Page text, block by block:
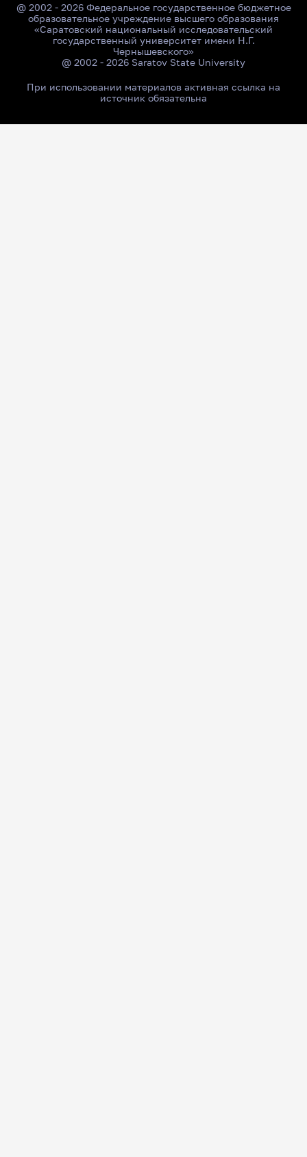
@ 2002 - 2026 Федеральное государственное бюджетное
образовательное учреждение высшего образования
«Саратовский национальный исследовательский
государственный университет имени Н.Г.
Чернышевского»
@ 2002 - 2026 Saratov State University
При использовании материалов активная ссылка на
источник обязательна